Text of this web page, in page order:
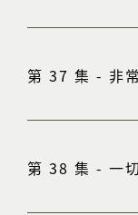
第 37 集 - 非
第 38 集 - 一